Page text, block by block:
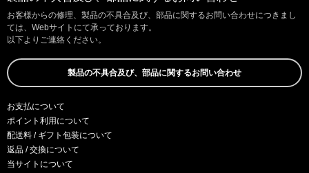
お客様からの修理、製品の不具合及び、部品に関するお問い合わせにつきまし
ては、Webサイトにて承っております。
以下よりご連絡ください。
製品の不具合及び、部品に関するお問い合わせ
お支払について
ポイント利用について
配送料 / ギフト包装について
返品 / 交換について
当サイトについて